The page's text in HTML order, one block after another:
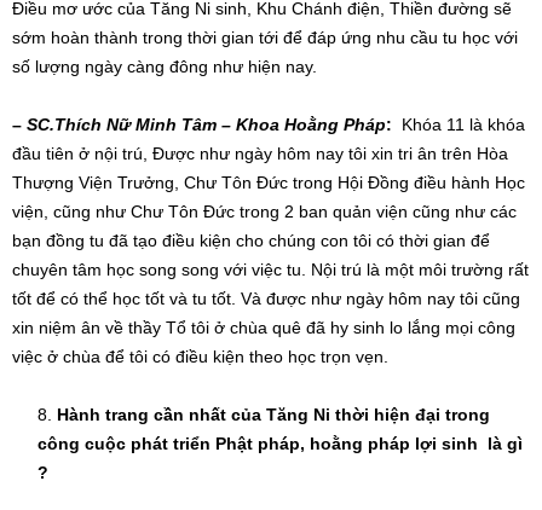
Điều mơ ước của Tăng Ni sinh, Khu Chánh điện, Thiền đường sẽ
sớm hoàn thành trong thời gian tới để đáp ứng nhu cầu tu học với
số lượng ngày càng đông như hiện nay.
– SC.Thích Nữ Minh Tâm – Khoa Hoằng Pháp: Khóa 11 là khóa
đầu tiên ở nội trú, Được như ngày hôm nay tôi xin tri ân trên Hòa
Thượng Viện Trưởng, Chư Tôn Đức trong Hội Đồng điều hành Học
viện, cũng như Chư Tôn Đức trong 2 ban quản viện cũng như các
bạn đồng tu đã tạo điều kiện cho chúng con tôi có thời gian để
chuyên tâm học song song với việc tu. Nội trú là một môi trường rất
tốt để có thể học tốt và tu tốt. Và được như ngày hôm nay tôi cũng
xin niệm ân về thầy Tổ tôi ở chùa quê đã hy sinh lo lắng mọi công
việc ở chùa để tôi có điều kiện theo học trọn vẹn.
Hành trang cần nhất của Tăng Ni thời hiện đại trong
công cuộc phát triển Phật pháp, hoằng pháp lợi sinh
là gì
?